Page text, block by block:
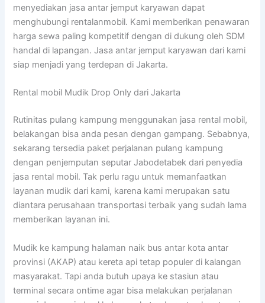
menyediakan jasa antar jemput karyawan dapat
menghubungi rentalanmobil. Kami memberikan penawaran
harga sewa paling kompetitif dengan di dukung oleh SDM
handal di lapangan. Jasa antar jemput karyawan dari kami
siap menjadi yang terdepan di Jakarta.
Rental mobil Mudik Drop Only dari Jakarta
Rutinitas pulang kampung menggunakan jasa rental mobil,
belakangan bisa anda pesan dengan gampang. Sebabnya,
sekarang tersedia paket perjalanan pulang kampung
dengan penjemputan seputar Jabodetabek dari penyedia
jasa rental mobil. Tak perlu ragu untuk memanfaatkan
layanan mudik dari kami, karena kami merupakan satu
diantara perusahaan transportasi terbaik yang sudah lama
memberikan layanan ini.
Mudik ke kampung halaman naik bus antar kota antar
provinsi (AKAP) atau kereta api tetap populer di kalangan
masyarakat. Tapi anda butuh upaya ke stasiun atau
terminal secara ontime agar bisa melakukan perjalanan